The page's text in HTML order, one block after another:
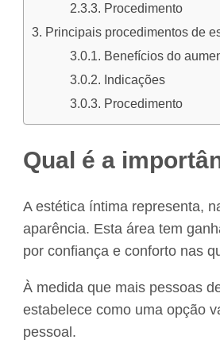
Procedimento
Principais procedimentos de
Benefícios do
Indicações
Procedimento
Qual é a
A estética íntima representa,
aparência. Esta área tem
por confiança e conforto nas
À medida que mais pessoas
estabelece como uma opção
pessoal.